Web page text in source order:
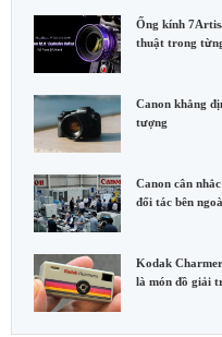
Ống kính
thuật trong
Canon khẳng
tượng
Canon cân
đối tác bên
Kodak
là món đồ giải